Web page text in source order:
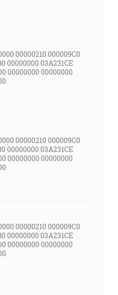
00000210 000009C0
00000000 03A231CE
00000000 00000000
00000210 000009C0
00000000 03A231CE
00000000 00000000
00000210 000009C0
00000000 03A231CE
00000000 00000000